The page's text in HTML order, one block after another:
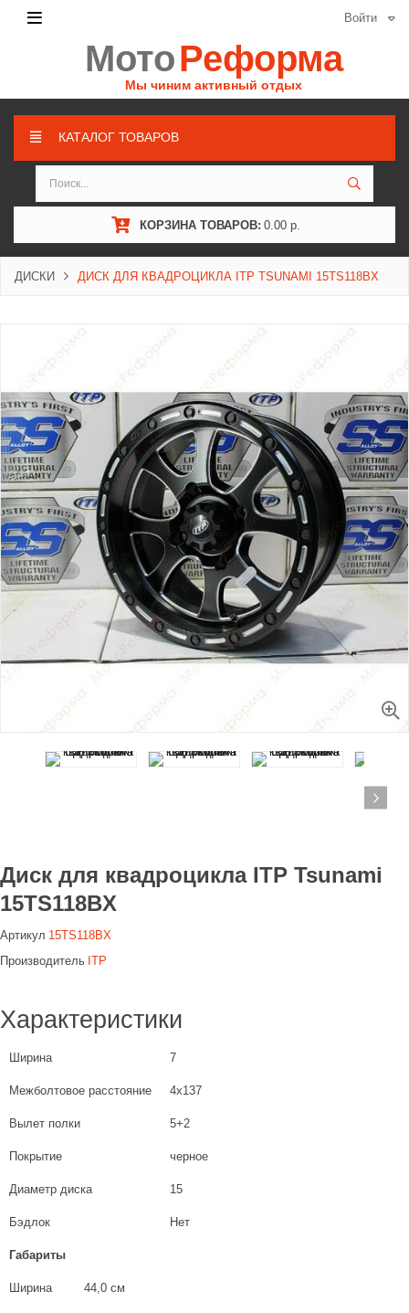
Войти
МотоРеформа
Мы чиним активный отдых
КАТАЛОГ ТОВАРОВ
КОРЗИНА ТОВАРОВ: 0.00 р.
ДИСКИ ДИСК ДЛЯ КВАДРОЦИКЛА ITP TSUNAMI 15TS118BX
Диск для квадроцикла ITP Tsunami
15TS118BX
Артикул 15TS118BX
Производитель ITP
Характеристики
Ширина 7
Межболтовое расстояние 4x137
Вылет полки 5+2
Покрытие черное
Диаметр диска 15
Бэдлок Нет
Габариты
Ширина 44,0 см